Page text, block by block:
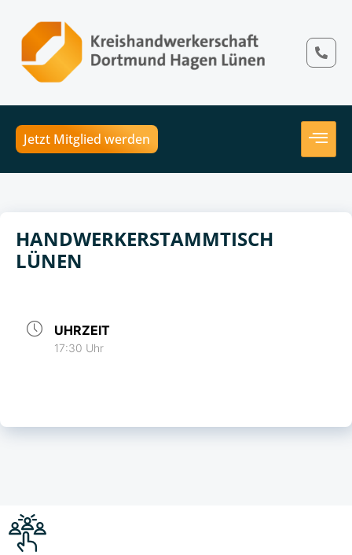
Jetzt Mitglied werden
HANDWERKERSTAMMTISCH
LÜNEN
UHRZEIT
17:30 Uhr